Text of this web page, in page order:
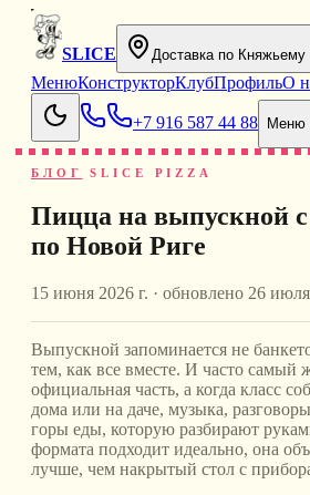
SLICE Доставка по Княжьему
МенюКонструкторКлубПрофильО
+7 916 587 44 88 Меню
БЛОГ SLICE PIZZA
Пицца на выпускной с
по Новой Риге
15 июня 2026 г. · обновлено 26
Выпускной запоминается не
тем, как все вместе. И часто самый
официальная часть, а когда класс
дома или на даче, музыка,
горы еды, которую разбирают
формата подходит идеально, она
лучше, чем накрытый стол с